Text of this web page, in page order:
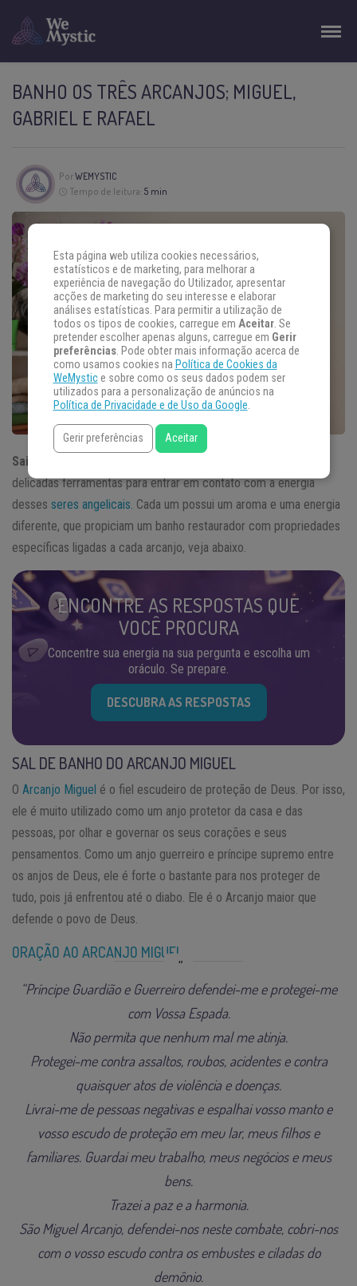
BANHO OS TRÊS ARCANJOS; MIGUEL,
GABRIEL E RAFAEL
PorWEMYSTIC
Tempo de leitura: 5 min
Sais de banho dos Arcanjos
delicadas ferramentas para entrar em contato com a energia
desses seres angelicais. Cada um possui um aroma e uma energia
diferente, que propiciam um banho restaurador com propriedades
específicas ligadas a cada arcanjo, veja abaixo.
ENCONTRE AS RESPOSTAS QUE
VOCÊ PROCURA
Concentre sua energia na sua pergunta e escolha um
oráculo. Se prepare.
DESCUBRA AS RESPOSTAS
SAL DE BANHO DO ARCANJO MIGUEL
O Arcanjo Miguel é o fiel escudeiro de proteção de Deus. Por isso,
ele é muito utilizado como um anjo protetor da casa e das
pessoas, por olhar e governar os seus corações e seus
pensamentos. Como um anjo guerreiro e príncipe supremo entre
os anjos de Deus, ele é forte o bastante para nos proteger de
tudo, pois já enfrentou até o diabo. Ele é o Arcanjo maior que
defende o povo de Deus.
ORAÇÃO AO ARCANJO MIGUEL
“Príncipe Guardião e Guerreiro defendei-me e protegei-me
com Vossa Espada.
Não permita que nenhum mal me atinja.
Protegei-me contra assaltos, roubos, acidentes e contra
quaisquer atos de violência e doenças.
Livrai-me de pessoas negativas e espalhai vosso manto e
vosso escudo de proteção em meu lar, meus filhos e
familiares. Guardai meu trabalho, meus negócios e meus
bens.
Trazei a paz e a harmonia.
São Miguel Arcanjo, defendei-nos neste combate, cobri-nos
com o vosso escudo contra os embustes e ciladas do
demônio.
Esta página web utiliza cookies necessários,
estatísticos e de marketing, para melhorar a
experiência de navegação do Utilizador, apresentar
acções de marketing do seu interesse e elaborar
análises estatísticas. Para permitir a utilização de
todos os tipos de cookies, carregue em Aceitar. Se
pretender escolher apenas alguns, carregue em Gerir
preferências. Pode obter mais informação acerca de
como usamos cookies na Política de Cookies da
WeMystice sobre como os seus dados podem ser
utilizados para a personalização de anúncios na
Política de Privacidade e de Uso da Google.
Gerir preferências Aceitar